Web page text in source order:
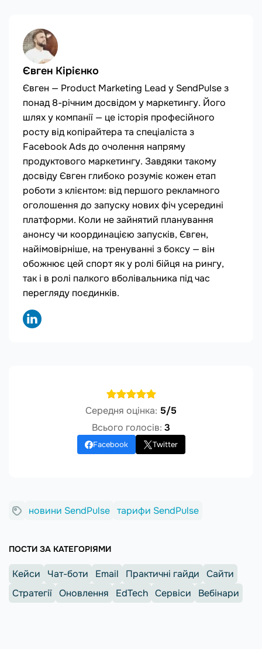
Євген Кірієнко
Євген — Product Marketing Lead у SendPulse з
понад 8-річним досвідом у маркетингу. Його
шлях у компанії — це історія професійного
росту від копірайтера та спеціаліста з
Facebook Ads до очолення напряму
продуктового маркетингу. Завдяки такому
досвіду Євген глибоко розуміє кожен етап
роботи з клієнтом: від першого рекламного
оголошення до запуску нових фіч усередині
платформи. Коли не зайнятий планування
анонсу чи координацією запусків, Євген,
найімовірніше, на тренуванні з боксу — він
обожнює цей спорт як у ролі бійця на рингу,
так і в ролі палкого вболівальника під час
перегляду поєдинків.
Середня оцінка: 5/5
Всього голосів: 3
Facebook Twitter
новини SendPulse тарифи SendPulse
ПОСТИ ЗА КАТЕГОРІЯМИ
Кейси Чат-боти Email Практичні гайди
Сайти
Стратегії Оновлення EdTech Сервіси Вебінари